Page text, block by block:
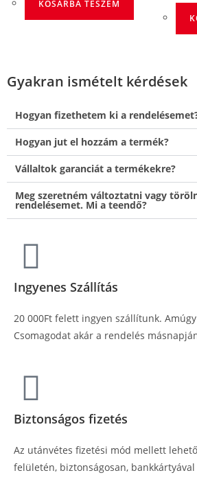
KOSÁRBA TESZEM
Gyakran ismételt kérdések
Hogyan fizethetem ki a
Hogyan jut el hozzám a termék?
Vállaltok garanciát a termékekre?
Meg szeretném változtatni vagy
rendelésemet. Mi a teendő?
Ingyenes Szállítás
20 000Ft felett ingyen szállítunk.
Csomagodat akár a rendelés
Biztonságos fizetés
Az utánvétes fizetési mód mellett
felületén, biztonságosan,